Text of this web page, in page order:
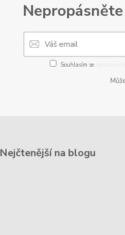
Souhlasím se
Nejčtenější na blogu